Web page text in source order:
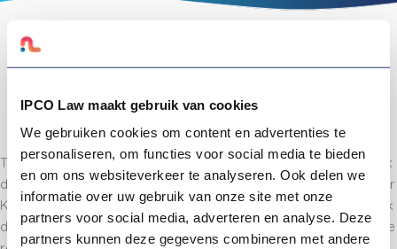
IPCO Law maakt gebruik van cookies
We gebruiken cookies om content en advertenties te
personaliseren, om functies voor social media te bieden
en om ons websiteverkeer te analyseren. Ook delen we
informatie over uw gebruik van onze site met onze
partners voor social media, adverteren en analyse. Deze
partners kunnen deze gegevens combineren met andere
Wist je dat Burger King in Australië Hungry Jack’s heet?
Toen Burger King zijn merk wilde beschermen in Australië, bleek
de naam al bezet door een lokaal hamburgerrestaurant. Burger
King kon de naam daar dus niet beschermen en gebruiken. Ook
de Amerikaanse keten 'Wendy's' probeert al jaren haar naam te